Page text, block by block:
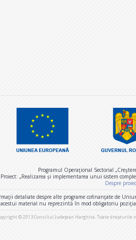
Programul Operaţional Sectorial
Proiect: „Realizarea și implementarea unui sistem
Despre
detaliate despre alte programe cofinanţate de
material nu reprezintă în mod obligatoriu
© 2013 Consiliul Judeţean Harghita. Toate drepturile